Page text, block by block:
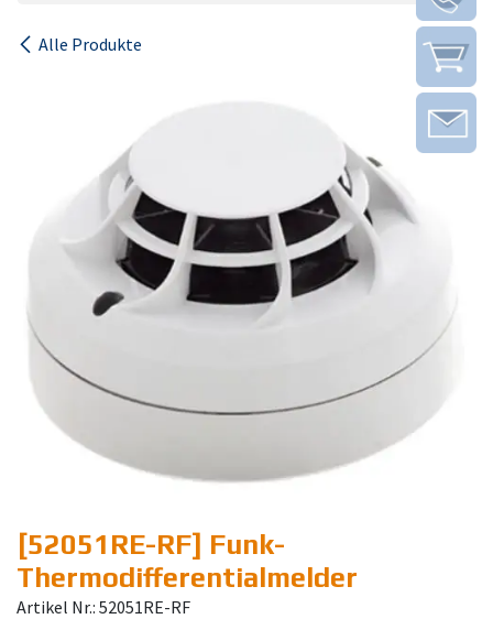
Alle Produkte
[52051RE-RF] Funk-
Thermodifferentialmelder
Artikel Nr.: 52051RE-RF